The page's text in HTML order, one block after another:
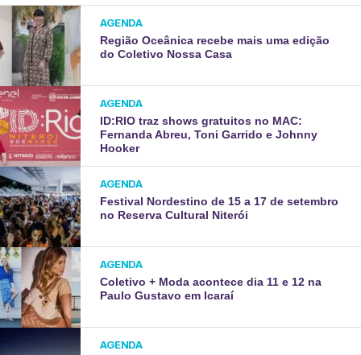
AGENDA
Região Oceânica recebe mais uma edição
do Coletivo Nossa Casa
AGENDA
ID:RIO traz shows gratuitos no MAC:
Fernanda Abreu, Toni Garrido e Johnny
Hooker
AGENDA
Festival Nordestino de 15 a 17 de setembro
no Reserva Cultural Niterói
AGENDA
Coletivo + Moda acontece dia 11 e 12 na
Paulo Gustavo em Icaraí
AGENDA